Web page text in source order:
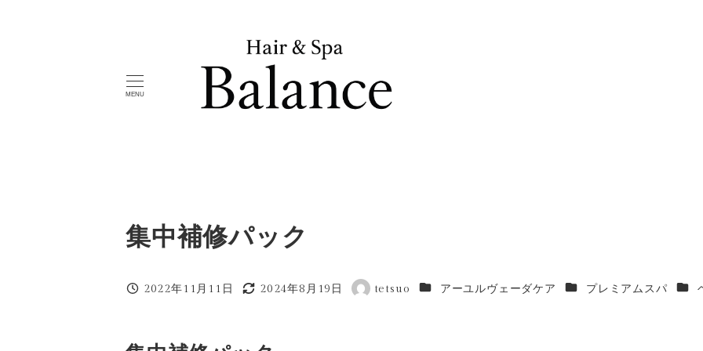
MENU
集中補修パック
投稿日
2022年11月11日
更新日
2024年8月19日
著
tetsuo カテゴリー
アーユルヴェーダケア カテゴリー
プレミアムスパ カテ